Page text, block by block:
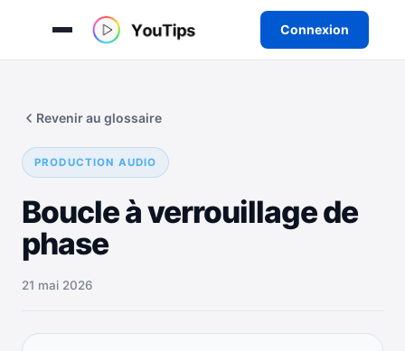
Connexion
contenu
PRODUCTION AUDIO
Boucle à verrouillage de
phase
Revenir au glossaire
21 mai 2026